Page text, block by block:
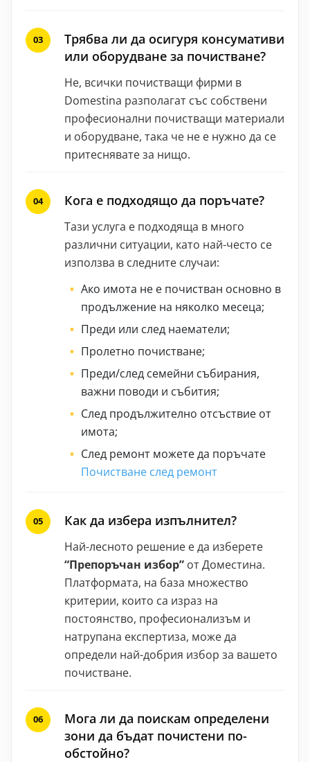
Трябва ли да осигуря консумативи
или оборудване за почистване?
Не, всички почистващи фирми в
Domestina разполагат със собствени
професионални почистващи материали
и оборудване, така че не е нужно да се
притеснявате за нищо.
Кога е подходящо да поръчате?
Тази услуга е подходяща в много
различни ситуации, като най-често се
използва в следните случаи:
Ако имота не е почистван основно в
продължение на няколко месеца;
Преди или след наематели;
Пролетно почистване;
Преди/след семейни събирания,
важни поводи и събития;
След продължително отсъствие от
имота;
След ремонт можете да поръчате
Почистване след ремонт
Как да избера изпълнител?
Най-лесното решение е да изберете
“Препоръчан избор” от Доместина.
Платформата, на база множество
критерии, които са израз на
постоянство, професионализъм и
натрупана експертиза, може да
определи най-добрия избор за вашето
почистване.
Мога ли да поискам определени
зони да бъдат почистени по-
обстойно?